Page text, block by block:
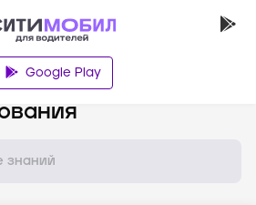
Google Play